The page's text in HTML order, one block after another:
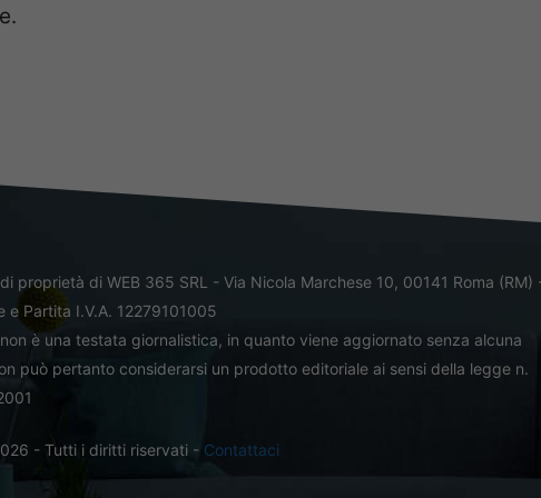
proprietà di WEB 365 SRL - Via Nicola Marchese 10, 00141 Roma (RM)
e Partita I.V.A. 12279101005
è una testata giornalistica, in quanto viene aggiornato senza alcuna
può pertanto considerarsi un prodotto editoriale ai sensi della legge n.
- Tutti i diritti riservati - Contattaci